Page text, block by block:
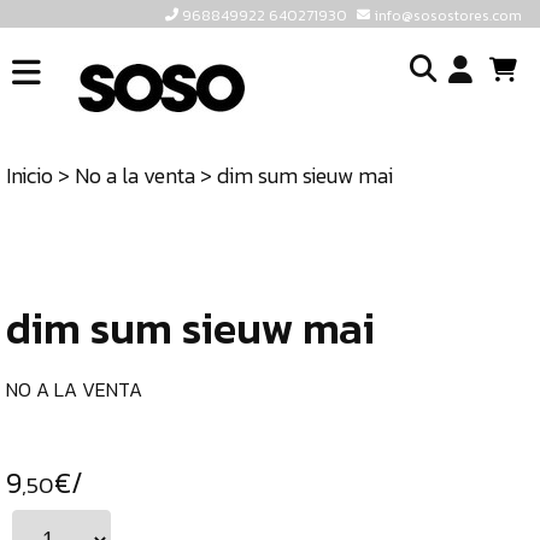
968849922 640271930 info@sosostores.com
INICIO
TIENDA
640271930
Inicio> No a la venta> dim sum sieuw mai
dim sum sieuw mai
NO A LA VENTA
9,50€/